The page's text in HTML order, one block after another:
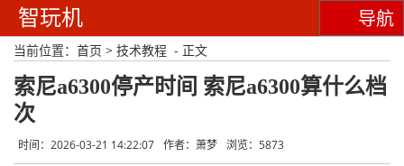
智玩机 导航
当前位置： 首页 > 技术教程 - 正文
索尼a6300停产时间 索尼a6300算什么档
次
时间：2026-03-21 14:22:07 作者：萧梦 浏览：5873